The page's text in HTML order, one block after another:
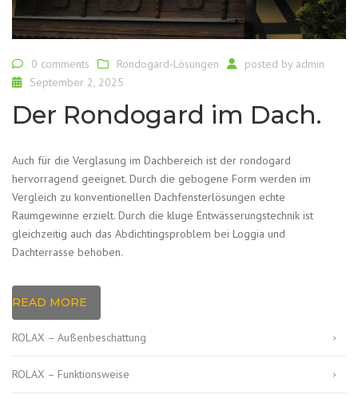
0 comments Rondogard-Lösungen posted by admin
September 2, 2025
Der Rondogard im Dach.
Auch für die Verglasung im Dachbereich ist der rondogard
hervorragend geeignet. Durch die gebogene Form werden im
Vergleich zu konventionellen Dachfensterlösungen echte
Raumgewinne erzielt. Durch die kluge Entwässerungstechnik ist
gleichzeitig auch das Abdichtingsproblem bei Loggia und
Dachterrasse behoben.
READ MORE
ROLAX – Außenbeschattung
ROLAX – Funktionsweise